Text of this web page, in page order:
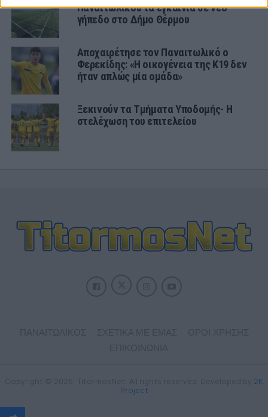
Παναιτωλικού τα εγκαίνια σε νέο
γήπεδο στο Δήμο Θέρμου
Αποχαιρέτησε τον Παναιτωλικό ο
Φερεκίδης: «Η οικογένεια της Κ19 δεν
ήταν απλώς μία ομάδα»
Ξεκινούν τα Τμήματα Υποδομής- Η
στελέχωση του επιτελείου
2K
Project